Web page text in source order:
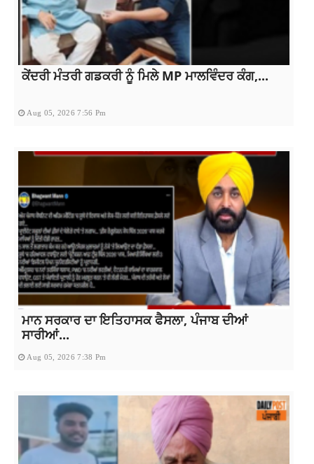
ਕੇਂਦਰੀ ਮੰਤਰੀ ਗਡਕਰੀ ਨੂੰ ਮਿਲੇ MP ਮਾਲਵਿੰਦਰ ਕੰਗ,...
Aug 05, 2026 7:56 Pm
ਮਾਨ ਸਰਕਾਰ ਦਾ ਇਤਿਹਾਸਕ ਫੈਸਲਾ, ਪੰਜਾਬ ਦੀਆਂ
ਸਾਰੀਆਂ...
Aug 05, 2026 7:38 Pm